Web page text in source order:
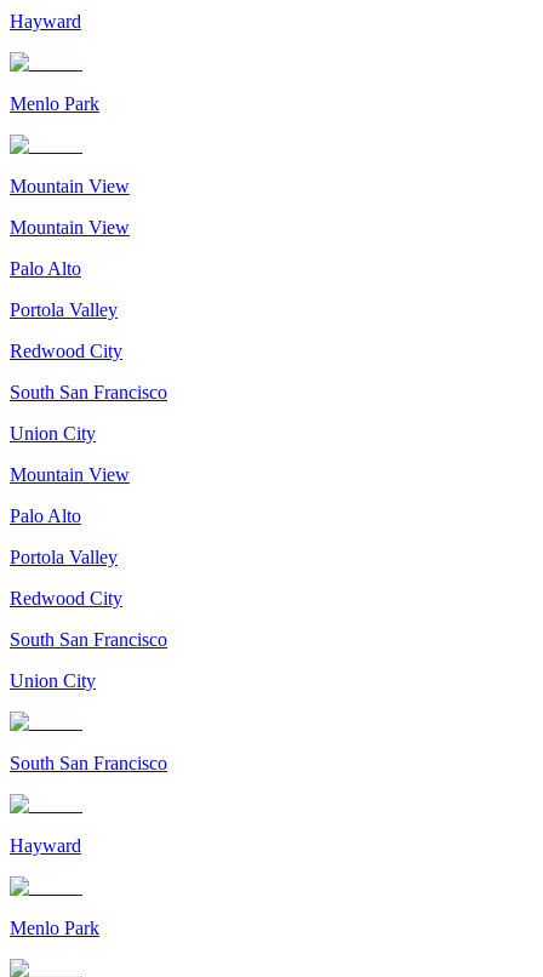
Hayward
Menlo Park
Mountain View
Mountain View
Palo Alto
Portola Valley
Redwood City
South San Francisco
Union City
Mountain View
Palo Alto
Portola Valley
Redwood City
South San Francisco
Union City
South San Francisco
Hayward
Menlo Park